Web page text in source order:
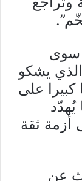
سوى
الذي يشكو
على
يُهدّد
أزمة ثقة
عن